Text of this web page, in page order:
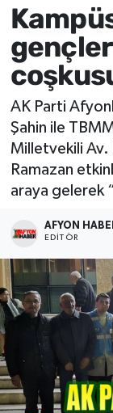
AK Parti
Şahin ile
Milletvekili Av.
Ramazan
araya gelerek
AFYON
EDITÖR
Sağlık
Eğitim
Sivil
Ekonomi
Magazin
Etkinlikler